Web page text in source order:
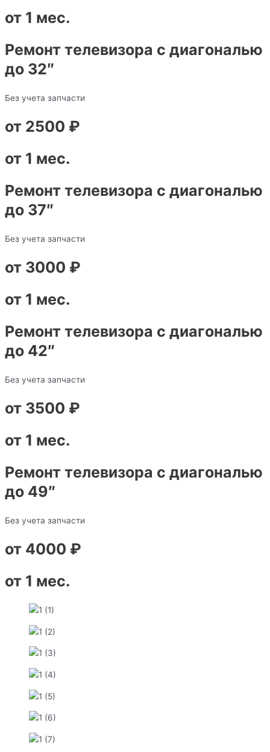
от 1 мес.
Ремонт телевизора с диагональю
до 32″
Без учета запчасти
от 2500 ₽
от 1 мес.
Ремонт телевизора с диагональю
до 37″
Без учета запчасти
от 3000 ₽
от 1 мес.
Ремонт телевизора с диагональю
до 42″
Без учета запчасти
от 3500 ₽
от 1 мес.
Ремонт телевизора с диагональю
до 49″
Без учета запчасти
от 4000 ₽
от 1 мес.